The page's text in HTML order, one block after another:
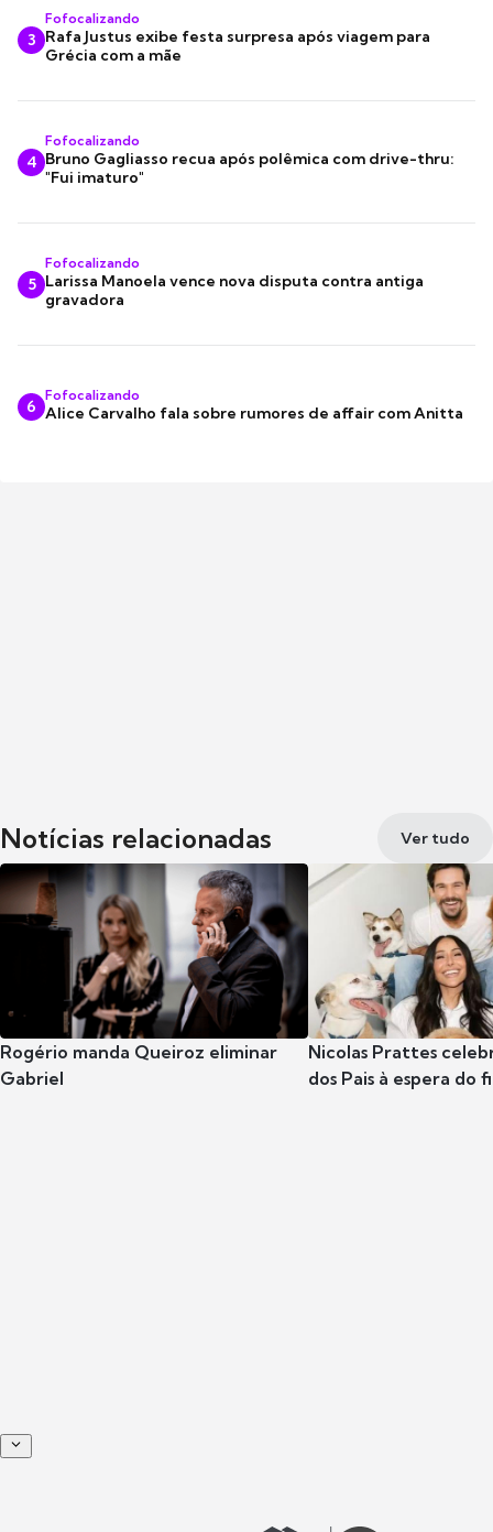
3
Fofocalizando
Rafa Justus exibe festa surpresa após viagem para
Grécia com a mãe
4
Fofocalizando
Bruno Gagliasso recua após polêmica com drive-thru:
"Fui imaturo"
5
Fofocalizando
Larissa Manoela vence nova disputa contra antiga
gravadora
6
Fofocalizando
Alice Carvalho fala sobre rumores de affair com Anitta
Notícias relacionadas Ver tudo
Rogério manda Queiroz eliminar
Gabriel
Nicolas Prattes
dos Pais à espera do